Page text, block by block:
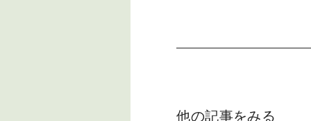
他の記事をみる